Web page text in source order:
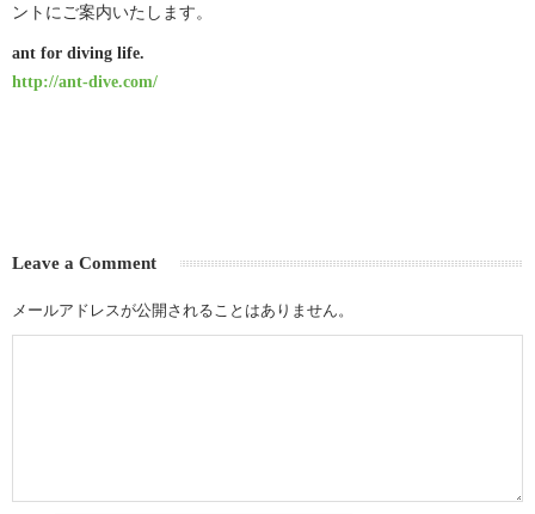
ントにご案内いたします。
ant for diving life.
http://ant-dive.com/
Leave a Comment
メールアドレスが公開されることはありません。